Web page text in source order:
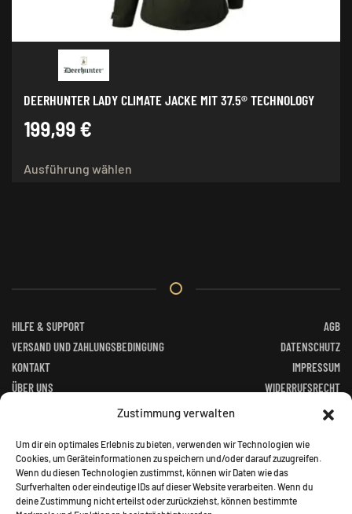
Zustimmung verwalten
Um dir ein optimales Erlebnis zu bieten, verwenden wir Technologien wie
Cookies, um Geräteinformationen zu speichern und/oder darauf zuzugreifen.
Wenn du diesen Technologien zustimmst, können wir Daten wie das
Surfverhalten oder eindeutige IDs auf dieser Website verarbeiten. Wenn du
deine Zustimmung nicht erteilst oder zurückziehst, können bestimmte
DEERHUNTER LADY CLIMATE JACKE MIT 37.5® TECHNOLOGY
199,99 €
Ausführung wählen
Optionen
der
werden
HILFE & SUPPORT
VERSAND UND ZAHLUNGSBEDINGUNG
KONTAKT
ÜBER UNS
AGB
DATENSCHUTZ
IMPRESSUM
WIDERRUFSRECHT
ALTGERÄTEVERORDNUNG